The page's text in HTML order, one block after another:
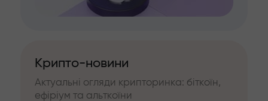
Крипто-новини
Актуальні огляди крипторинка: біткоїн,
ефіріум та альткоїни